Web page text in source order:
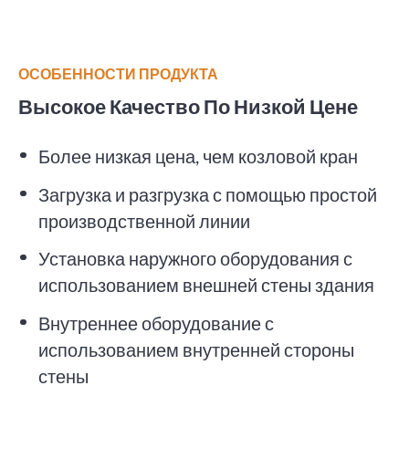
ОСОБЕННОСТИ ПРОДУКТА
Высокое Качество По Низкой Цене
Более низкая цена, чем козловой кран
Загрузка и разгрузка с помощью простой
производственной линии
Установка наружного оборудования с
использованием внешней стены здания
Внутреннее оборудование с
использованием внутренней стороны
стены